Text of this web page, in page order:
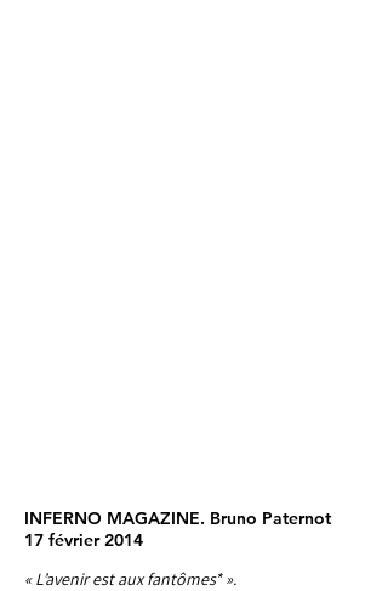
INFERNO MAGAZINE. Bruno Paternot
17 février 2014
« L’avenir est aux fantômes* ».